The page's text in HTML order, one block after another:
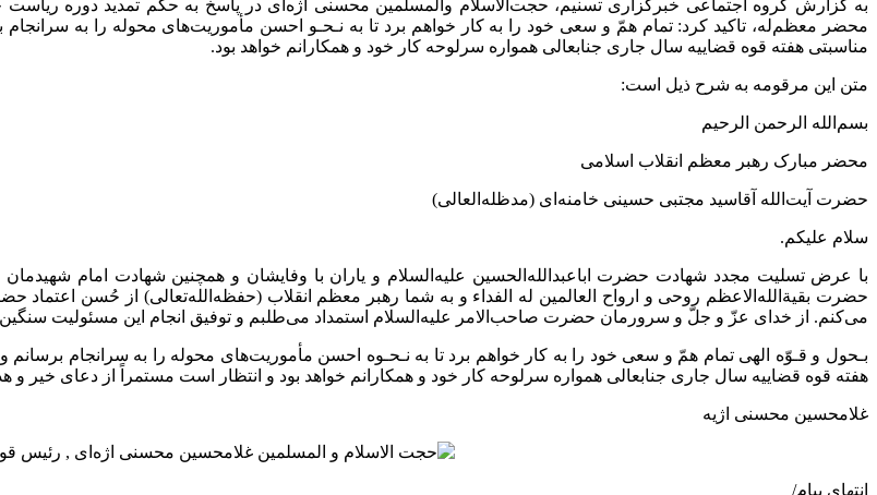
به گزارش گروه اجتماعی خبرگزاری تسنیم، حجت‌الاسلام والمسلمین محسنی اژه‌ای در پاسخ به حکم تمدید دوره
محضر معظم‌له، تاکید کرد: تمام همّ و سعی خود را به کار خواهم برد تا به نـحـو احسن مأموریت‌های محوله را به
مناسبتی هفته قوه قضاییه سال جاری جنابعالی همواره سرلوحه کار خود و همکارانم خواهد بود.
متن این مرقومه به شرح ذیل است:
بسم‌الله الرحمن الرحیم
محضر مبارک رهبر معظم انقلاب اسلامی
حضرت آیت‌الله آقاسید مجتبی حسینی خامنه‌ای (مدظله‌العالی)
سلام علیکم.
با عرض تسلیت مجدد شهادت حضرت اباعبدالله‌الحسین علیه‌السلام و یاران با وفایشان و همچنین شهادت امام شهیدمان
حضرت بقیةالله‌الاعظم روحی و ارواح العالمین له الفداء و به شما رهبر معظم انقلاب (حفظه‌الله‌تعالی) از حُسن
می‌کنم. از خدای عزّ و جلّ و سرورمان حضرت صاحب‌الامر علیه‌السلام استمداد می‌طلبم و توفیق انجام این مسئولیت سنگین
بـحول و قـوّه الهی تمام همّ و سعی خود را به کار خواهم برد تا به نـحـوه احسن مأموریت‌های محوله را به سرانجام
هفته قوه قضاییه سال جاری جنابعالی همواره سرلوحه کار خود و همکارانم خواهد بود و انتظار است مستمراً از دعای خیر و
غلامحسین محسنی اژیه
انتهای پیام/